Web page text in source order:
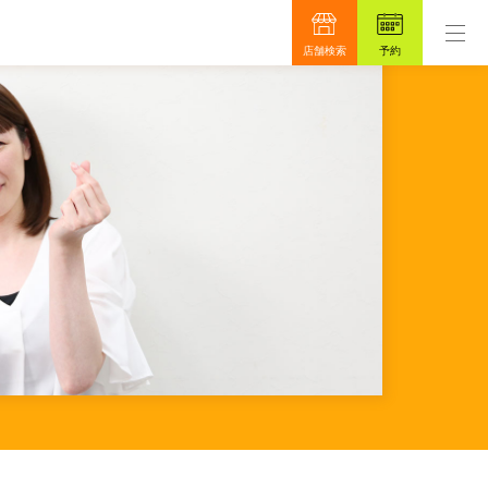
もっと真面目に、もっと安心を目指して
店舗検索 予約